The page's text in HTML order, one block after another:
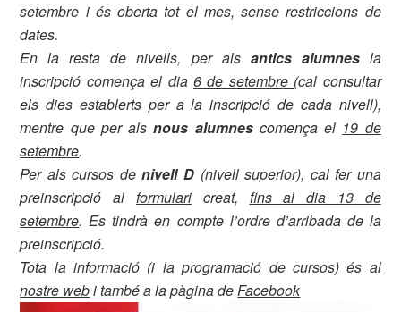
setembre i és oberta tot el mes, sense restriccions de
dates.
En la resta de nivells, per als antics alumnesla
inscripció comença el dia 6 de setembre (cal consultar
els dies establerts per a la inscripció de cada nivell),
mentre que per alsnous alumnes comença el 19 de
setembre.
Per als cursos denivell D (nivell superior), cal fer una
preinscripció al formularicreat, fins al dia 13 de
setembre. Es tindrà en compte l’ordre d’arribada de la
preinscripció.
Tota la informació (i la programació de cursos) és al
nostre webi també a la pàgina deFacebook